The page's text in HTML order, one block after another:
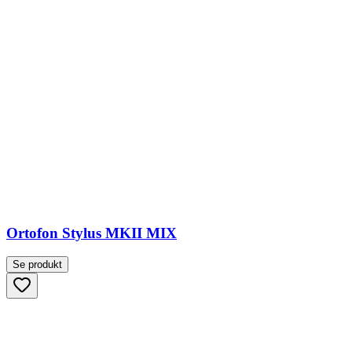
Ortofon Stylus MKII MIX
Se produkt